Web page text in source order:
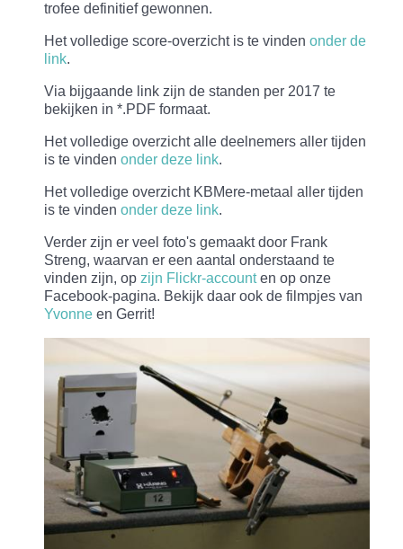
trofee definitief gewonnen.
Het volledige score-overzicht is te vinden onder de
link.
Via bijgaande link zijn de standen per 2017 te
bekijken in *.PDF formaat.
Het volledige overzicht alle deelnemers aller tijden
is te vinden onder deze link.
Het volledige overzicht KBMere-metaal aller tijden
is te vinden onder deze link.
Verder zijn er veel foto's gemaakt door Frank
Streng, waarvan er een aantal onderstaand te
vinden zijn, op zijn Flickr-accounten op onze
Facebook-pagina. Bekijk daar ook de filmpjes van
Yvonne en Gerrit!